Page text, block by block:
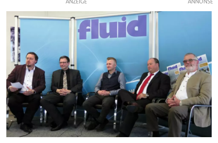
ANZEIGE